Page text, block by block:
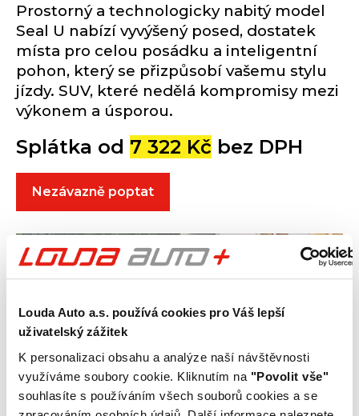
Louda Auto a.s. používá cookies pro Váš lepší
uživatelský zážitek
K personalizaci obsahu a analýze naší návštěvnosti
využíváme soubory cookie. Kliknutím na "Povolit vše"
souhlasíte s používáním všech souborů cookies a se
Prostorný a technologicky nabitý model
Seal U nabízí vyvýšený posed, dostatek
místa pro celou posádku a inteligentní
pohon, který se přizpůsobí vašemu stylu
jízdy. SUV, které nedělá kompromisy mezi
výkonem a úsporou.
Splátka od 7 322 Kč bez DPH
Nezávazně poptat